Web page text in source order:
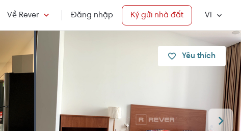
Về Rever Đăng nhập Ký gửi nhà đất VI
Yêu thích